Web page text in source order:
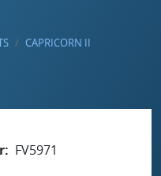
CAPRICORN II
FV5971